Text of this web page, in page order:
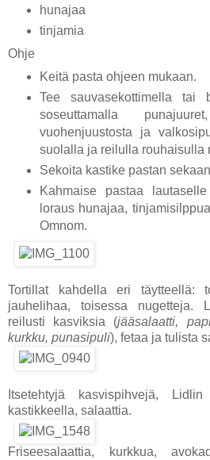
hunajaa
tinjamia
Ohje
Keitä pasta ohjeen mukaan.
Tee sauvasekottimella tai
soseuttamalla
vuohenjuustosta ja
suolalla ja reilulla rouhaisulla
Sekoita kastike pastan
Kahmaise pastaa
loraus hunajaa,
Omnom.
Tortillat kahdella eri täytteellä:
jauhelihaa, toisessa nugetteja.
reilusti kasviksia (jääsalaatti,
kurkku, punasipuli), fetaa ja tulista
Itsetehtyjä kasvispihvejä,
kastikkeella, salaattia.
Friseesalaattia, kurkkua,